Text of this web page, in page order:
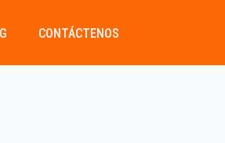
CONTÁCTENOS